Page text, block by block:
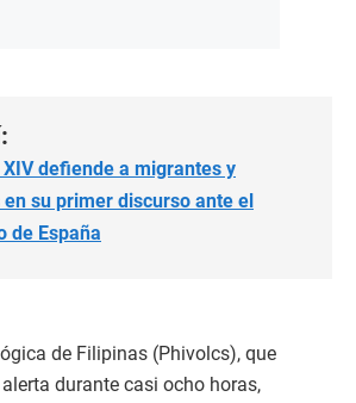
XIV defiende a migrantes y
su primer discurso ante el
de España
de Filipinas (Phivolcs), que
durante casi ocho horas,